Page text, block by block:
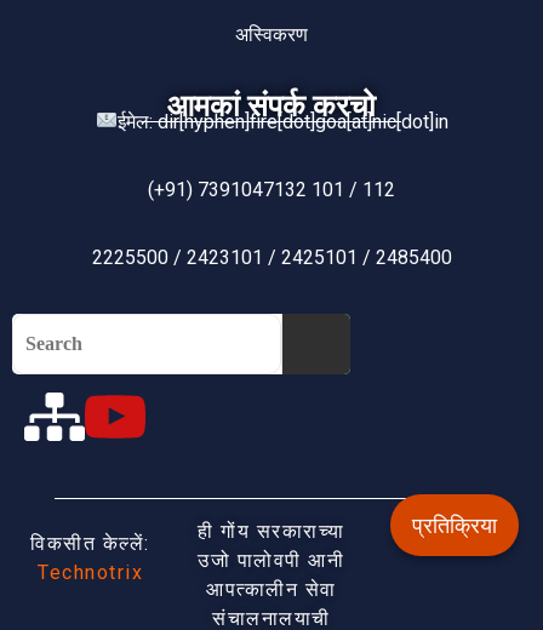
प्रतिक्रिया
अस्विकरण
आमकां संपर्क करचो
ईमेल: dir[hyphen]fire[dot]goa[at]nic[dot]in
(+91) 7391047132 101 / 112
2225500 / 2423101 / 2425101 / 2485400
विकसीत केल्लें:
Technotrix
ही गोंय सरकाराच्या
उजो पालोवपी आनी
आपत्कालीन सेवा
संचालनालयाची